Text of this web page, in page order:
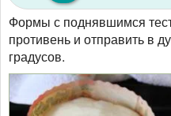
Формы с поднявшимся
противень и отправить в
градусов.